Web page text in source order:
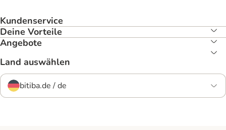
Kundenservice
Deine Vorteile
Angebote
Land auswählen
bitiba.de / de